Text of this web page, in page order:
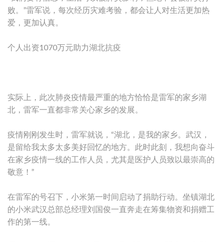
败。”雷军说，每次经历灾难考验，都会让人对生活更加热
爱，更加认真。
个人出资1070万元助力湖北抗疫
实际上，此次肺炎疫情最严重的地方恰恰是雷军的家乡湖
北，雷军一直都非常关心家乡的发展。
疫情刚刚发生时，雷军就说，“湖北，是我的家乡。武汉，
是留给我太多太多美好回忆的地方。此时此刻，我想向奋斗
在家乡疫情一线的工作人员，尤其是医护人员致以最崇高的
敬意！”
在雷军的号召下，小米第一时间启动了捐助行动。坐镇湖北
的小米武汉总部总经理刘国俊一直奔走在筹集物资和捐赠工
作的第一线。